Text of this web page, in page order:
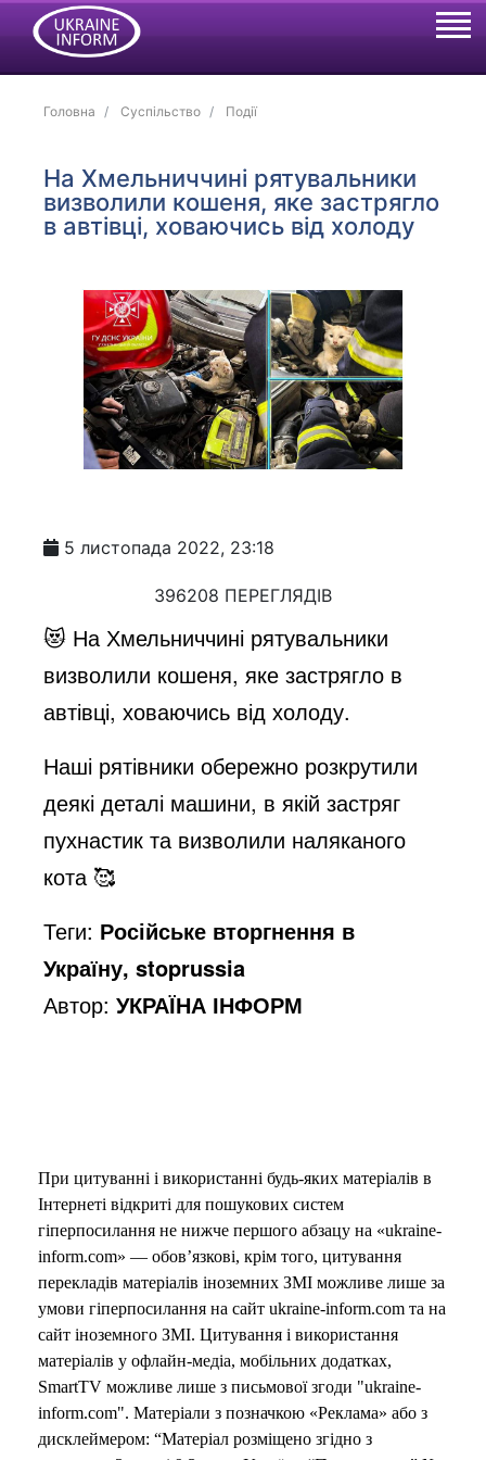
Головна Суспільство Події
На Хмельниччині рятувальники
визволили кошеня, яке застрягло
в автівці, ховаючись від холоду
5 листопада 2022, 23:18
396208 ПЕРЕГЛЯДІВ
😻 На Хмельниччині рятувальники
визволили кошеня, яке застрягло в
автівці, ховаючись від холоду.
Наші рятівники обережно розкрутили
деякі деталі машини, в якій застряг
пухнастик та визволили наляканого
кота 🥰
Теги: Російське вторгнення в
Україну, stoprussia
Автор:УКРАЇНА ІНФОРМ
При цитуванні і використанні будь-яких матеріалів в
Інтернеті відкриті для пошукових систем
гіперпосилання не нижче першого абзацу на «ukraine-
inform.com» — обов’язкові, крім того, цитування
перекладів матеріалів іноземних ЗМІ можливе лише за
умови гіперпосилання на сайт ukraine-inform.com та на
сайт іноземного ЗМІ. Цитування і використання
матеріалів у офлайн-медіа, мобільних додатках,
SmartTV можливе лише з письмової згоди "ukraine-
inform.com". Матеріали з позначкою «Реклама» або з
дисклеймером: “Матеріал розміщено згідно з